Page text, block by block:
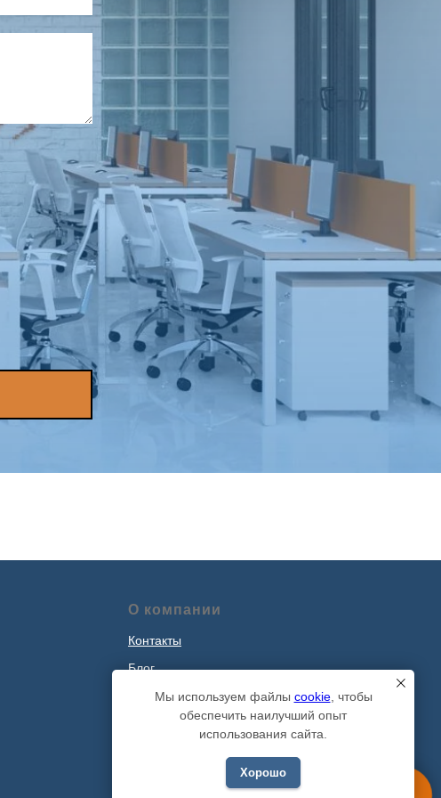
Мы используем файлы cookie, чтобы
обеспечить наилучший опыт
использования сайта.
Хорошо
О компании
Контакты
Блог
Наши проекты
Политика обработки персональных